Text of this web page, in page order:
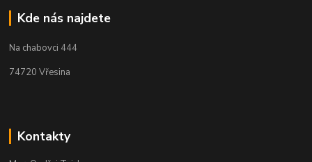
Kde nás najdete
Na chabovci 444
74720 Vřesina
Kontakty